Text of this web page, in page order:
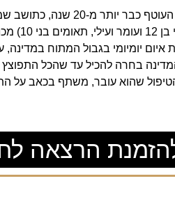
ככתב שמסקר את האזור וצועק את הצעקה
שעל גבול
יומיומי בגבול המתוח
בחרה להכיל עד שהכל התפוצץ
שהוא עובר, משתף בכאב על
הרצאה